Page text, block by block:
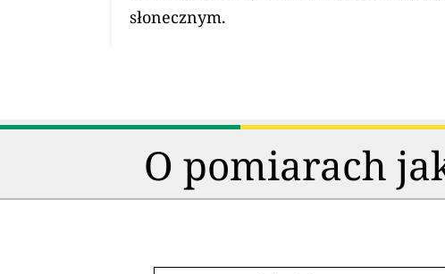
słonecznym.
O pomiarach